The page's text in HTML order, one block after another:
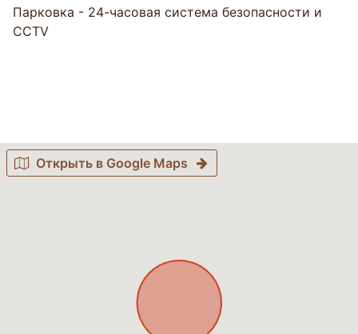
Парковка - 24-часовая система безопасности и
CCTV
Открыть в Google Maps